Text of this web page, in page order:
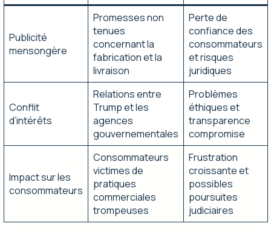
Publicité
mensongère
Promesses non
tenues
concernant la
fabrication et la
livraison
Perte de
confiance des
consommateurs
et risques
juridiques
Conflit
d’intérêts
Relations entre
Trump et les
agences
gouvernementales
Problèmes
éthiques et
transparence
compromise
Impact sur les
consommateurs
Consommateurs
victimes de
pratiques
commerciales
trompeuses
Frustration
croissante et
possibles
poursuites
judiciaires